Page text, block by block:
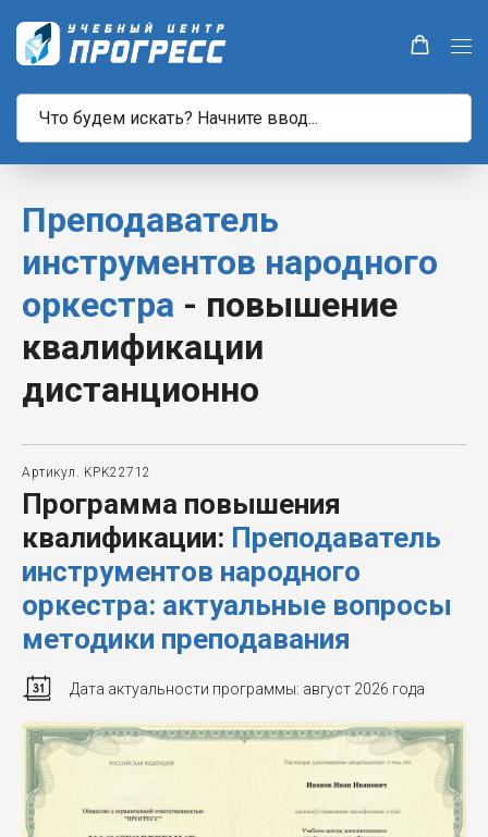
Преподаватель
инструментов народного
оркестра - повышение
квалификации
дистанционно
Артикул. KPK22712
Программа повышения
квалификации: Преподаватель
инструментов народного
оркестра: актуальные вопросы
методики преподавания
Дата актуальности программы: август 2026 года